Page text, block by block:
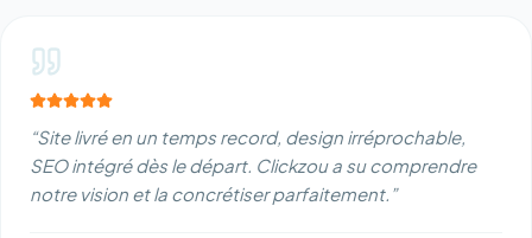
“Site livré en un temps record, design irréprochable,
SEO intégré dès le départ. Clickzou a su comprendre
notre vision et la concrétiser parfaitement. ”